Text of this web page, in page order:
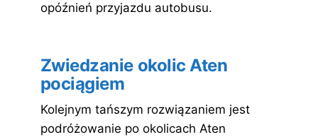
opóźnień przyjazdu autobusu.
Zwiedzanie okolic Aten
pociągiem
Kolejnym tańszym rozwiązaniem jest
podróżowanie po okolicach Aten